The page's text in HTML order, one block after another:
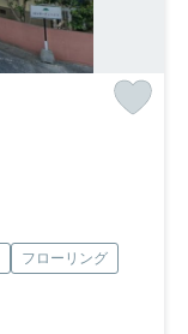
フローリング